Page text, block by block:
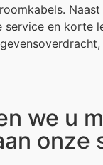
service en korte
we u
onze